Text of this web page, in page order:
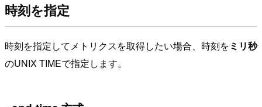
時刻を指定
時刻を指定してメトリクスを取得したい場合、時刻をミリ秒
のUNIX TIMEで指定します。